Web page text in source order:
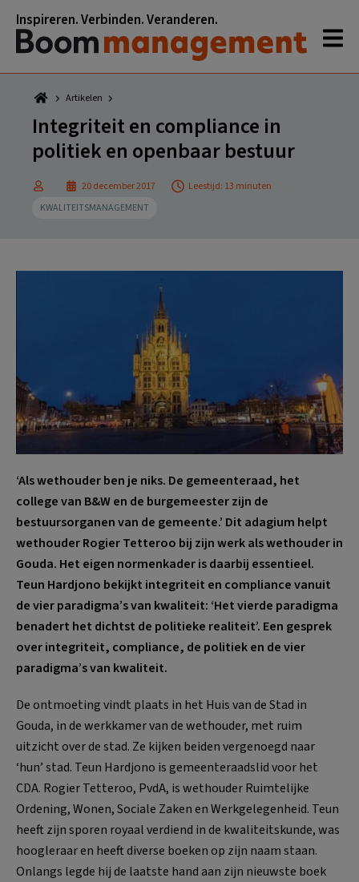
naar
hoofdnavigatie
naar
hoofd
inhoud
naar
eerste
sidebar
naar
voettekst
Inspireren. Verbinden. Veranderen.
Artikelen
Integriteit en compliance in
politiek en openbaar bestuur
20 december 2017
Leestijd: 13 minuten
KWALITEITSMANAGEMENT
‘Als wethouder ben je niks. De gemeenteraad, het
college van B&W en de burgemeester zijn de
bestuursorganen van de gemeente.’ Dit adagium helpt
wethouder Rogier Tetteroo bij zijn werk als wethouder in
Gouda. Het eigen normenkader is daarbij essentieel.
Teun Hardjono bekijkt integriteit en compliance vanuit
de vier paradigma’s van kwaliteit: ‘Het vierde paradigma
benadert het dichtst de politieke realiteit’. Een gesprek
over integriteit, compliance, de politiek en de vier
paradigma’s van kwaliteit.
De ontmoeting vindt plaats in het Huis van de Stad in
Gouda, in de werkkamer van de wethouder, met ruim
uitzicht over de stad. Ze kijken beiden vergenoegd naar
‘hun’ stad. Teun Hardjono is gemeenteraadslid voor het
CDA. Rogier Tetteroo, PvdA, is wethouder Ruimtelijke
Ordening, Wonen, Sociale Zaken en Werkgelegenheid. Teun
heeft zijn sporen royaal verdiend in de kwaliteitskunde, was
hoogleraar en heeft diverse boeken op zijn naam staan.
Onlangs legde hij de laatste hand aan zijn nieuwste boek